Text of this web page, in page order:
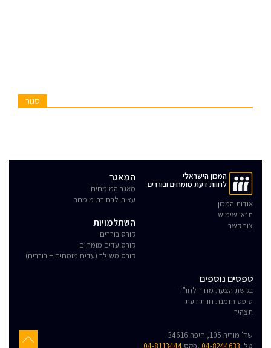
סגור
המכון הישראלי
לחוות דעת מומחים ובוררים
אודות המכון
תנאי שימוש
צור קשר
המאגר
מאגר המומחים
עצות לבחירת מומחה
השתלמויות
קורס בוררים
קורס עדים מומחים
קורס משולב (עדים מומחים + בוררים)
טפסים נוספים
בקשת הצעת מחיר לחו"ד
טופס הזמנת חוות דעת
תצהיר
שד' מוריה 105, חיפה 34616
טל' 04-8244633 ,פקס 04-8113444